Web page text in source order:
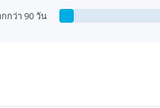
กว่า 90 วัน